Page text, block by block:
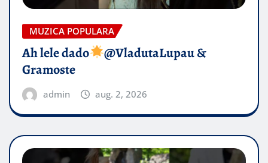
MUZICA POPULARA
Ah lele dado​
@VladutaLupau &
Gramoste
admin aug. 2, 2026